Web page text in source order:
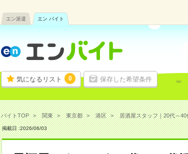
エン派遣 エン バイト
気になるリスト 0 保存した希望条件
バイトTOP 関東 東京都 港区 居酒屋スタッフ｜20代～
掲載日 :2026/06/03